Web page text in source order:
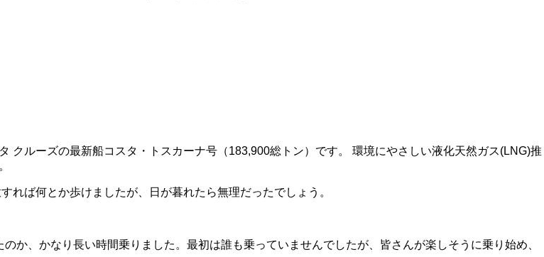
クルーズの最新船コスタ・トスカーナ号（183,900総トン）です。 環境にやさしい液化天然ガス(LNG)推
ば何とか歩けましたが、日が暮れたら無理だったでしょう。
か、かなり長い時間乗りました。最初は誰も乗っていませんでしたが、皆さんが楽しそうに乗り始め、